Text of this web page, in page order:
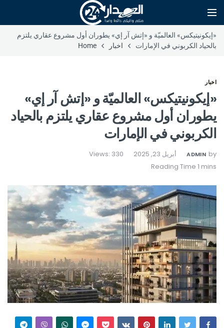
«إيكونيتيكس» العالميّة و «إتش آر إي» يطوران أول مشروع عقاري يلتزم
بالحياد الكربوني في الإمارات
اخبار Home
اخبار
«إيكونيتيكس» العالميّة و «إتش آر إي»
يطوران أول مشروع عقاري يلتزم بالحياد
الكربوني في الإمارات
by
ADMIN أبريل 23, 2025 Views: 330